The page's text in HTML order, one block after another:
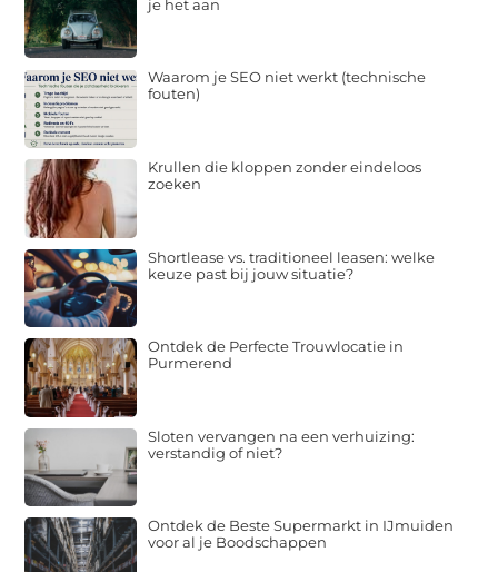
je het aan
Waarom je SEO niet werkt (technische
fouten)
Krullen die kloppen zonder eindeloos
zoeken
Shortlease vs. traditioneel leasen: welke
keuze past bij jouw situatie?
Ontdek de Perfecte Trouwlocatie in
Purmerend
Sloten vervangen na een verhuizing:
verstandig of niet?
Ontdek de Beste Supermarkt in IJmuiden
voor al je Boodschappen